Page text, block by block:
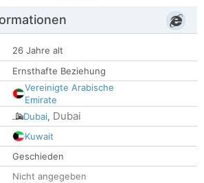
26 Jahre alt
Ernsthafte Beziehung
Vereinigte Arabische
Emirate
Dubai, Dubai
Kuwait
Geschieden
Nicht angegeben